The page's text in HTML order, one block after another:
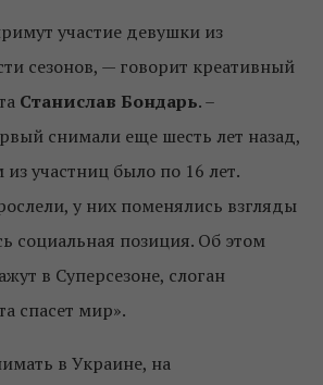
участие девушки из
сезонов, — говорит креативный
Станислав Бондарь. –
снимали еще шесть лет назад,
участниц было по 16 лет.
у них поменялись взгляды
социальная позиция. Об этом
в Суперсезоне, слоган
спасет мир».
в Украине, на